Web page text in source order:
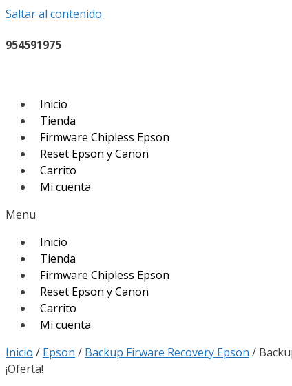
Saltar al contenido
954591975
Inicio
Tienda
Firmware Chipless Epson
Reset Epson y Canon
Carrito
Mi cuenta
Menu
Inicio
Tienda
Firmware Chipless Epson
Reset Epson y Canon
Carrito
Mi cuenta
Inicio / Epson / Backup Firware Recovery Epson /
¡Oferta!